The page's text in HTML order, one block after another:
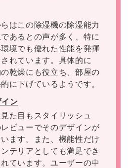
はこの除湿機の除湿能力
あるとの声が多く、特に
境でも優れた性能を発揮
れています。具体的に
乾燥にも役立ち、部屋の
に下げているようです。
ン
た目もスタイリッシュ
ビューでそのデザインが
ます。また、機能性だけ
テリアとしても満足でき
ています。ユーザーの中